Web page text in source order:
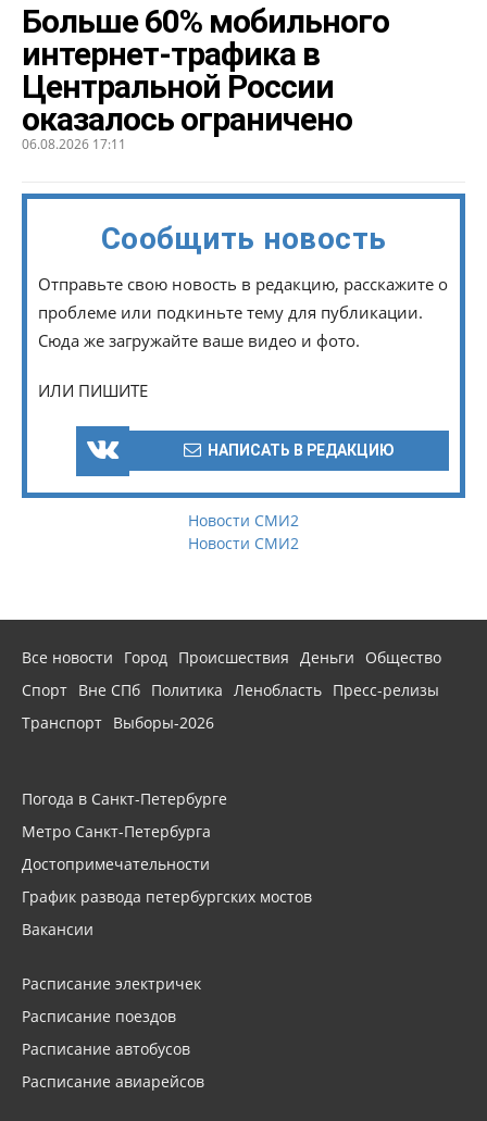
Больше 60% мобильного
интернет-трафика в
Центральной России
оказалось ограничено
06.08.2026 17:11
Сообщить новость
Отправьте свою новость в редакцию, расскажите о
проблеме или подкиньте тему для публикации.
Сюда же загружайте ваше видео и фото.
ИЛИ ПИШИТЕ
НАПИСАТЬ В РЕДАКЦИЮ
Новости СМИ2
Новости СМИ2
Все новости Город Происшествия Деньги
Общество
Спорт Вне СПб Политика Ленобласть Пресс-релизы
Транспорт Выборы-2026
Погода в Санкт-Петербурге
Метро Санкт-Петербурга
Достопримечательности
График развода петербургских мостов
Вакансии
Расписание электричек
Расписание поездов
Расписание автобусов
Расписание авиарейсов